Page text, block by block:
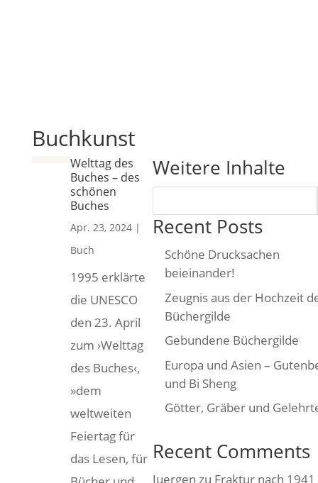
Buchkunst
Welttag des
Buches – des
schönen
Buches
Apr. 23, 2024 |
Buch
1995 erklärte
die UNESCO
den 23. April
zum ›Welttag
des Buches‹,
»dem
weltweiten
Feiertag für
das Lesen, für
Weitere Inhalte
Recent Posts
Schöne Drucksachen
beieinander!
Zeugnis aus der Hochzeit
Büchergilde
Gebundene Büchergilde
Europa und Asien –
und Bi Sheng
Götter, Gräber und
Recent Comments
Juergen zu Fraktur nach 1941